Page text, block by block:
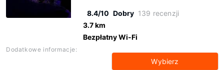
8.4/10 Dobry 139 recenzji
3.7 km
Bezpłatny Wi-Fi
Dodatkowe informacje:
Wybierz